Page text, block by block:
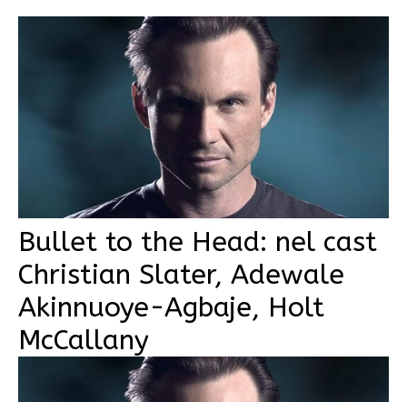
Bullet to the Head: nel cast
Christian Slater, Adewale
Akinnuoye-Agbaje, Holt
McCallany